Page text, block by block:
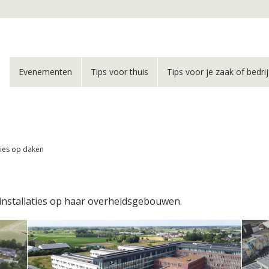
Evenementen Tips voor thuis Tips voor je zaak of
op daken
op haar overheidsgebouwen.